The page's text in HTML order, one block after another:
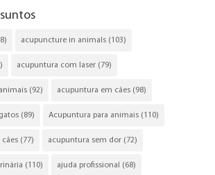
acupuncture in animals(103)
acupuntura com laser(79)
(92) acupuntura em cães(98)
(89) Acupuntura para animais(110)
(77) acupuntura sem dor(72)
(110) ajuda profissional (68)